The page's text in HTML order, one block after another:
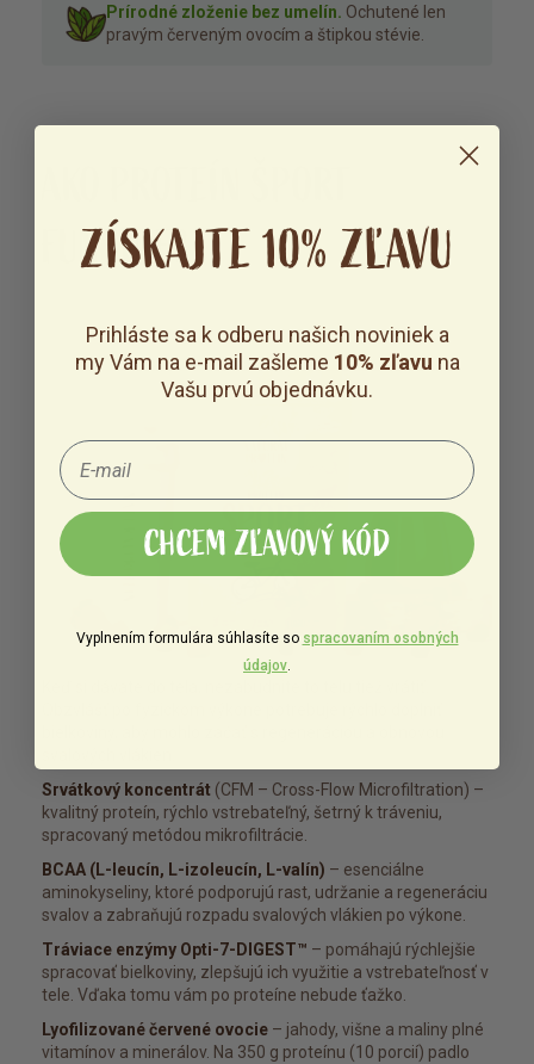
Prírodné zloženie bez umelín. Ochutené len
pravým červeným ovocím a štipkou stévie.
FUNGUJE?
Srvátkový koncentrát (CFM – Cross-Flow Microfiltration) –
kvalitný proteín, rýchlo vstrebateľný, šetrný k tráveniu,
spracovaný metódou mikrofiltrácie.
BCAA (L-leucín, L-izoleucín, L-valín) – esenciálne
aminokyseliny, ktoré podporujú rast, udržanie a regeneráciu
svalov a zabraňujú rozpadu svalových vlákien po výkone.
Tráviace enzýmy Opti-7-DIGEST™ – pomáhajú rýchlejšie
spracovať bielkoviny, zlepšujú ich využitie a vstrebateľnosť v
tele. Vďaka tomu vám po proteíne nebude ťažko.
Lyofilizované červené ovocie – jahody, višne a maliny plné
vitamínov a minerálov. Na 350 g proteínu (10 porcií) padlo
ZÍSKAJTE 10% ZĽAVU
Prihláste sa k odberu našich noviniek a
my Vám na e-mail zašleme 10% zľavu na
Vašu prvú objednávku.
CHCEM ZĽAVOVÝ KÓD
Vyplnením formulára súhlasíte so spracovaním osobných
údajov.